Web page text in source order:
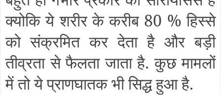
क्योकि ये शरीर के करीब 80 % हिस्से
को संक्रमित कर देता है और बड़ी
तीव्रता से फैलता जाता है. कुछ मामलों
में तो ये प्राणघातक भी सिद्ध हुआ है.